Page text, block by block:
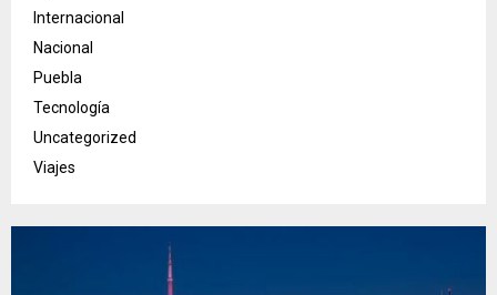
Internacional
Nacional
Puebla
Tecnología
Uncategorized
Viajes